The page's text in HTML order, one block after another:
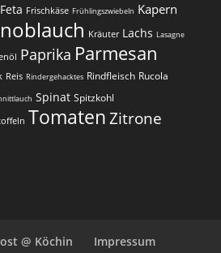
Feta Frischkäse Frühlingszwiebeln Kapern
Kräuter Lachs Lasagne
Paprika Parmesan
Reis Rindergehacktes Rindfleisch Rucola
Spinat Spitzkohl
Tomaten Zitrone
@ Köchin
Impressum